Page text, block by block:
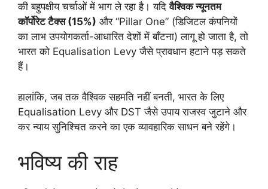
की बहुपक्षीय चर्चाओं में भाग ले रहा है। यदिवैश्विक न्यूनतम
कॉर्पोरेट टैक्स (15%) और “Pillar One” (डिजिटल कंपनियों
का लाभ उपयोगकर्ता-आधारित देशों में बाँटना) लागू हो जाता है, तो
भारत को Equalisation Levy जैसे प्रावधान हटाने पड़ सकते
हैं।
हालांकि, जब तक वैश्विक सहमति नहीं बनती, भारत के लिए
Equalisation Levy और DST जैसे उपाय राजस्व जुटाने और
कर न्याय सुनिश्चित करने का एक व्यावहारिक साधन बने रहेंगे।
भविष्य की राह